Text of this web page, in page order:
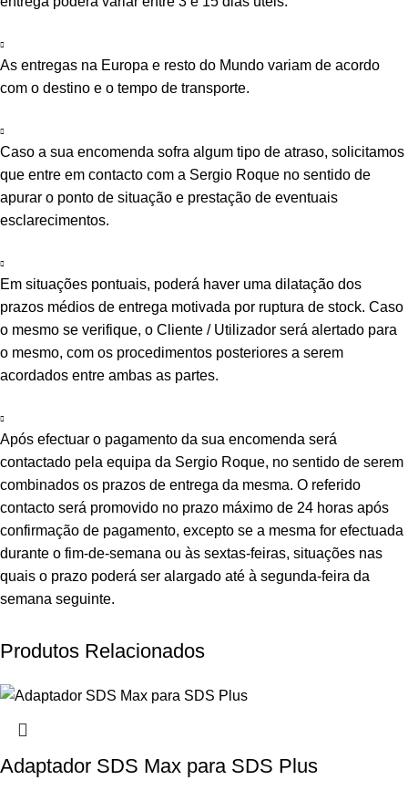
As entregas na Europa e resto do Mundo variam de acordo
com o destino e o tempo de transporte.
Caso a sua encomenda sofra algum tipo de atraso, solicitamos
que entre em contacto com a Sergio Roque no sentido de
apurar o ponto de situação e prestação de eventuais
esclarecimentos.
Em situações pontuais, poderá haver uma dilatação dos
prazos médios de entrega motivada por ruptura de stock. Caso
o mesmo se verifique, o Cliente / Utilizador será alertado para
o mesmo, com os procedimentos posteriores a serem
acordados entre ambas as partes.
Após efectuar o pagamento da sua encomenda será
contactado pela equipa da Sergio Roque, no sentido de serem
combinados os prazos de entrega da mesma. O referido
contacto será promovido no prazo máximo de 24 horas após
confirmação de pagamento, excepto se a mesma for efectuada
durante o fim-de-semana ou às sextas-feiras, situações nas
quais o prazo poderá ser alargado até à segunda-feira da
semana seguinte.
Produtos Relacionados
Adaptador SDS Max para SDS Plus